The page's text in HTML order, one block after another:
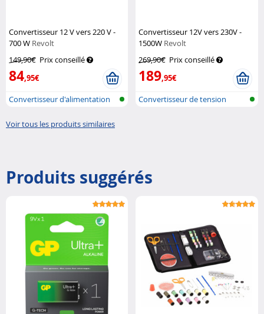
Convertisseur 12 V vers 220 V -
700 W Revolt
149,90€ Prix conseillé
84,95€
Convertisseur d'alimentation
Convertisseur 12V vers 230V -
1500W Revolt
269,90€ Prix conseillé
189,95€
Convertisseur de tension
Voir tous les produits similaires
Produits suggérés